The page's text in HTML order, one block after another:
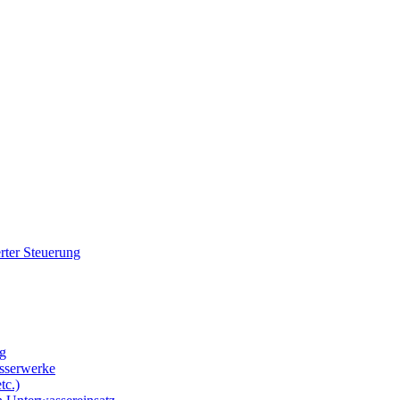
Steuerung